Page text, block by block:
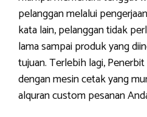
pelanggan melalui
kata lain, pelanggan tidak
lama sampai produk yang
tujuan. Terlebih lagi,
dengan mesin cetak yang
alquran custom pesanan